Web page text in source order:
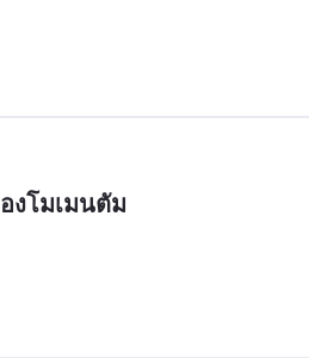
งโมเมนตัม